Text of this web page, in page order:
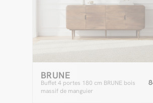
BRUNE
Buffet 4 portes 180 cm BRUNE bois
massif de manguier